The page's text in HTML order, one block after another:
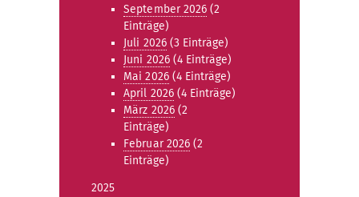
September 2026 (2
Einträge)
Juli 2026(3 Einträge)
Juni 2026(4 Einträge)
Mai 2026(4 Einträge)
April 2026 (4 Einträge)
März 2026(2
Einträge)
Februar 2026 (2
Einträge)
2025